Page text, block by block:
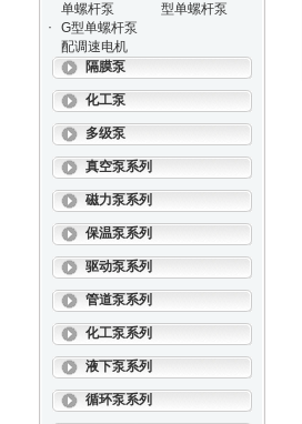
单螺杆泵
型单螺杆泵
·
G型单螺杆泵
配调速电机
隔膜泵
化工泵
多级泵
真空泵系列
磁力泵系列
保温泵系列
驱动泵系列
管道泵系列
化工泵系列
液下泵系列
循环泵系列